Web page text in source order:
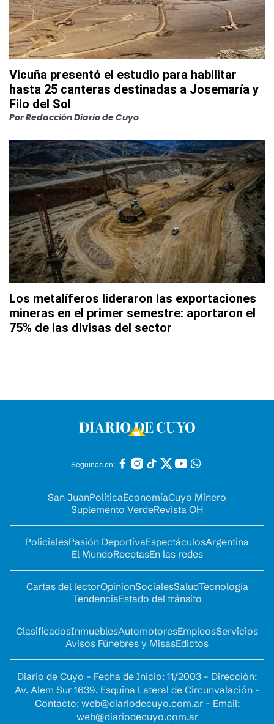
Vicuña presentó el estudio para habilitar
hasta 25 canteras destinadas a Josemaría y
Filo del Sol
PorRedacción Diario de Cuyo
Los metalíferos lideraron las exportaciones
mineras en el primer semestre: aportaron el
75% de las divisas del sector
Seguinos en:
San JuanPolíticaEconomíaCuyo Minero
Suplemento VerdeRevista OH
PolicialesPasión DeportivaEspectáculosArgentina
El MundoRecetasEn las redes
Cartas del lectorOpinionSocialesSaludTecnología
TendenciaEstado del tránsito
ClasificadosInmueblesAutomotoresEmpleosServicios
Avisos Fúnebres y MisasEdictos
Diario de Cuyo - Fecha de Inicio: 11/2003 - Dirección:
Av. Alem Sur 1639. Esquina Lateral de Circunvalación -
Contacto: web@diariodecuyo.com.ar- Email:
web@diariodecuyo.com.ar